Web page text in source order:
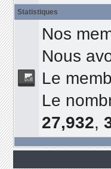
Statistiques
Nos
Nous
Le
Le
27,932,